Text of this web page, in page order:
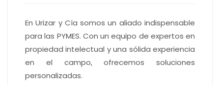
En Urizar y Cía somos un aliado indispensable
para las PYMES. Con un equipo de expertos en
propiedad intelectual y una sólida experiencia
en el campo, ofrecemos soluciones
personalizadas.